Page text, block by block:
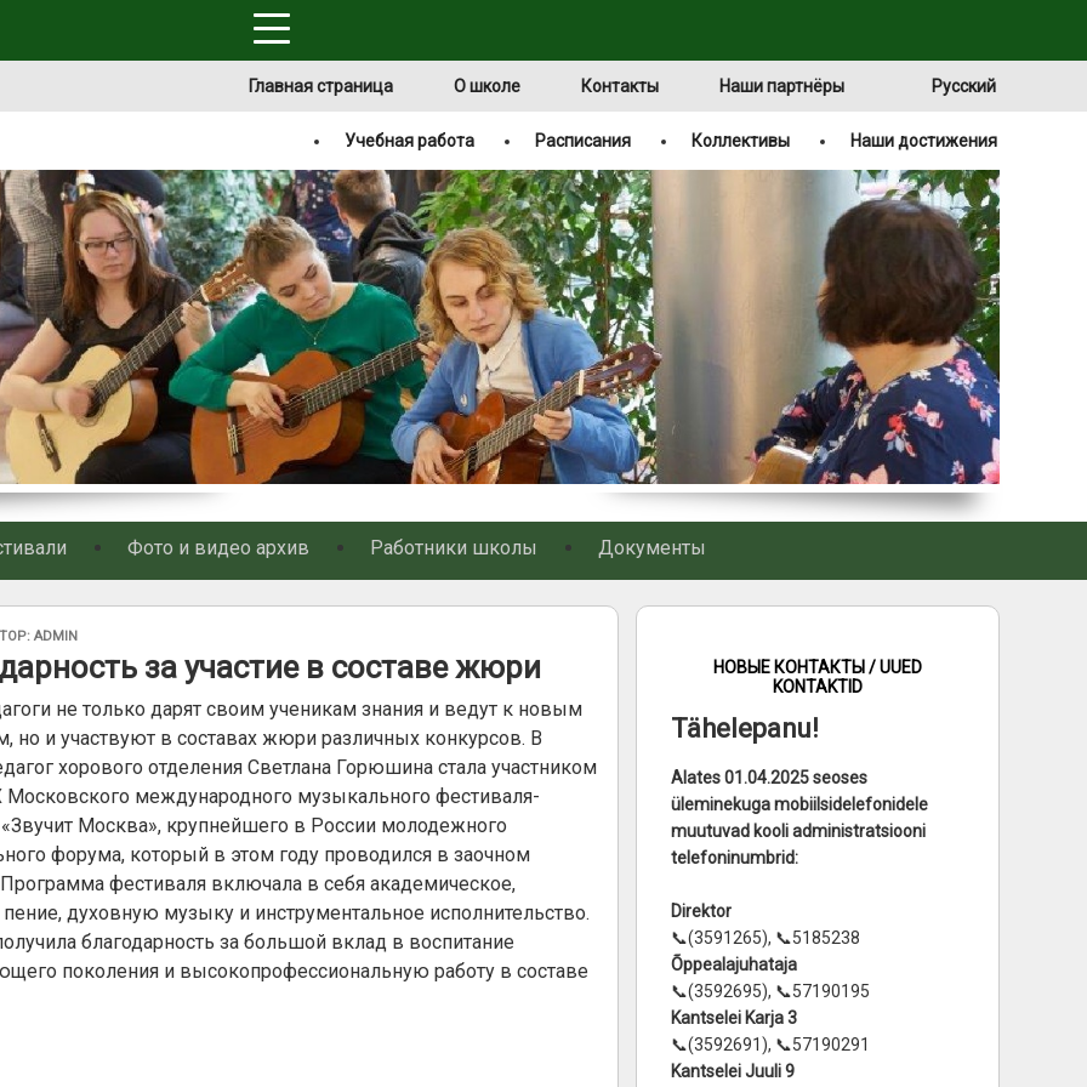
Главная страница О школе Контакты Наши партнёры Русский
Учебная работа Расписания Коллективы Наши достижения
Фото и видео архив Работники школы Документы
ADMIN
за участие в составе жюри
не только дарят своим ученикам знания и ведут к новым
но и участвуют в составах жюри различных конкурсов. В
хорового отделения Светлана Горюшина стала участником
международного музыкального фестиваля-
«Звучит Москва», крупнейшего в России молодежного
форума, который в этом году проводился в заочном
фестиваля включала в себя академическое,
духовную музыку и инструментальное исполнительство.
благодарность за большой вклад в воспитание
поколения и высокопрофессиональную работу в составе
НОВЫЕ КОНТАКТЫ / UUED
KONTAKTID
Tähelepanu!
Alates 01.04.2025 seoses
üleminekuga mobiilsidelefonidele
muutuvad kooli administratsiooni
telefoninumbrid:
Direktor
📞(3591265), 📞5185238
Õppealajuhataja
📞(3592695), 📞57190195
Kantselei Karja 3
📞(3592691), 📞57190291
Kantselei Juuli 9